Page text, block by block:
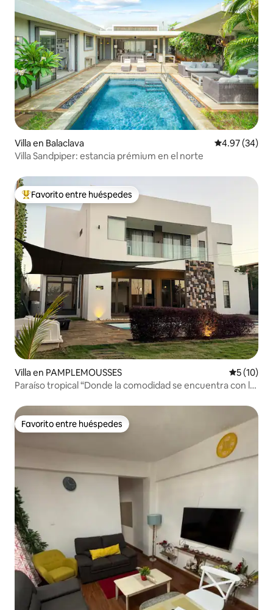
Villa en Balaclava Calificación
4.97 (34)
Villa Sandpiper: estancia prémium en el norte
De los mejores en Favorito entre huéspedes
Favorito entre huéspedes
Villa en PAMPLEMOUSSES
5 (10)
Paraíso tropical “Donde la comodidad se encuentra con la
Favorito entre huéspedes
Favorito entre huéspedes